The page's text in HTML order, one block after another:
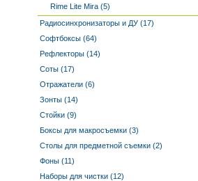
Rime Lite Mira (5)
Радиосинхронизаторы и ДУ (17)
Софтбоксы (64)
Рефлекторы (14)
Соты (17)
Отражатели (6)
Зонты (14)
Стойки (9)
Боксы для макросъемки (3)
Столы для предметной съемки (2)
Фоны (11)
Наборы для чистки (12)